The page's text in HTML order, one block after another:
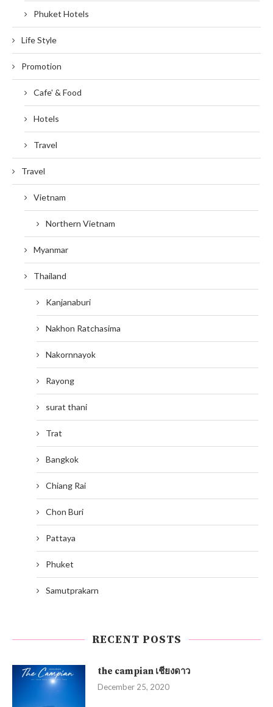
Phuket Hotels
Life Style
Promotion
Cafe' & Food
Hotels
Travel
Travel
Vietnam
Northern Vietnam
Myanmar
Thailand
Kanjanaburi
Nakhon Ratchasima
Nakornnayok
Rayong
surat thani
Trat
Bangkok
Chiang Rai
Chon Buri
Pattaya
Phuket
Samutprakarn
RECENT POSTS
the campian เชียงดาว
December 25, 2020